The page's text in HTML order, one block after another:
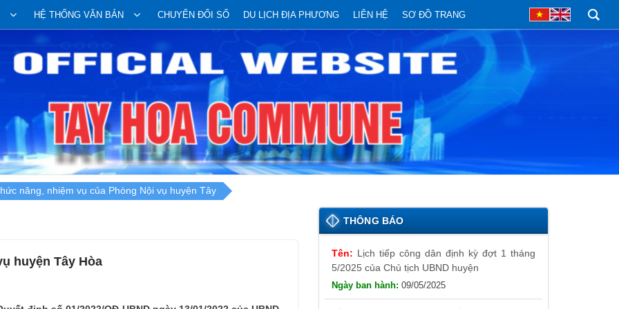
HỆ THỐNG VĂN BẢN CHUYỂN ĐỔI SỐ DU LỊCH ĐỊA PHƯƠNG LIÊN HỆ SƠ ĐỒ TRANG
năng, nhiệm vụ của Phòng Nội vụ huyện Tây
huyện Tây Hòa
THÔNG BÁO
Lịch tiếp công dân định kỳ đợt 1 tháng
5/2025 của Chủ tịch UBND huyện
09/05/2025